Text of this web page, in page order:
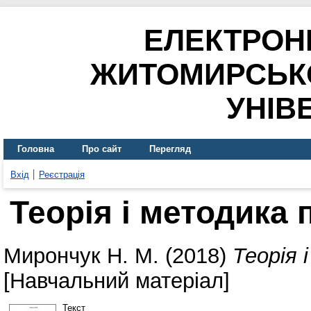
Головна Про сайт Перегляд
Вхід Реєстрація
Теорія і методика
Мирончук Н. М. (2018) Теорія
[Навчальний матеріал]
Текст